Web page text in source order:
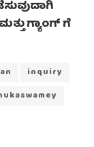
ಗ್ಯಾಂಗ್ ಗೆ
inquiry